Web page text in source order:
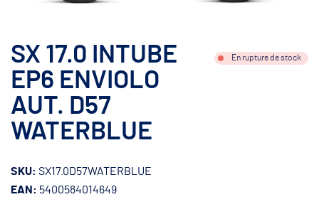
SX 17.0 INTUBE
EP6 ENVIOLO
AUT. D57
WATERBLUE
En rupture de stock
SKU: SX17.0D57WATERBLUE
EAN: 5400584014649